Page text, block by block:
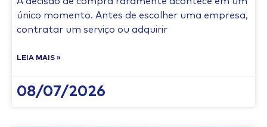
único momento. Antes de escolher uma empresa,
contratar um serviço ou adquirir
LEIA MAIS »
08/07/2026